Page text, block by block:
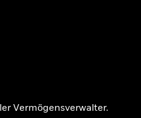
Vermögensverwalter.